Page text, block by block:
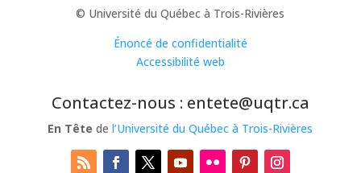
© Université du Québec à Trois-Rivières
Énoncé de confidentialité
Accessibilité web
Contactez-nous : entete@uqtr.ca
En Tête del’Université du Québec à Trois-Rivières